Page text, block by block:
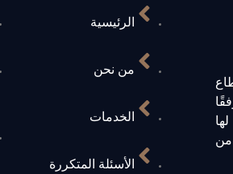
من
الرئيسية
من نحن
الخدمات
الأسئلة المتكررة